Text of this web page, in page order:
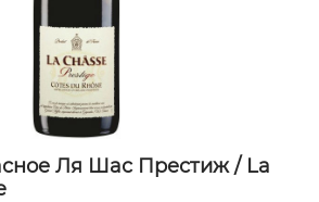
Ля Шас Престиж / La